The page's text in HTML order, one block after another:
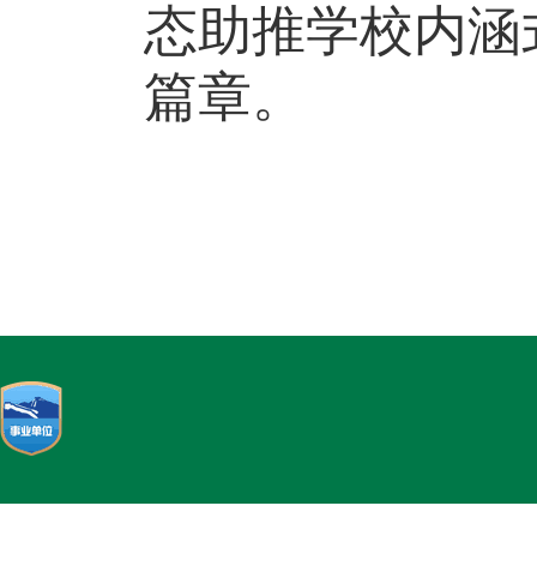
态助推学校内
篇章。